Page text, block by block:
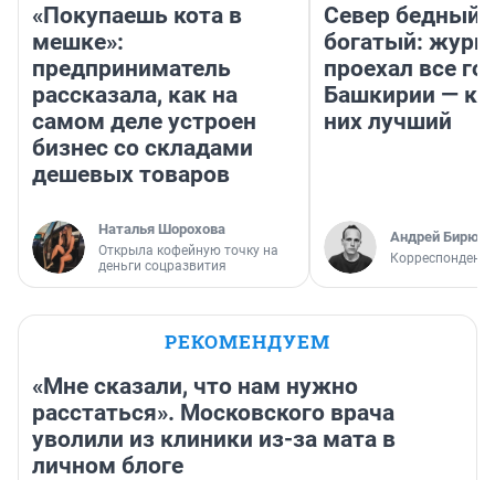
«Покупаешь кота в
мешке»:
предприниматель
рассказала, как на
самом деле устроен
бизнес со складами
дешевых товаров
Наталья Шорохова
Открыла кофейную точку на
деньги соцразвития
Север бедный,
богатый:
проехал все
Башкирии —
них лучший
Андрей
Корреспондент
РЕКОМЕНДУЕМ
«Мне сказали, что нам нужно
расстаться». Московского врача
уволили из клиники из-за мата в
личном блоге